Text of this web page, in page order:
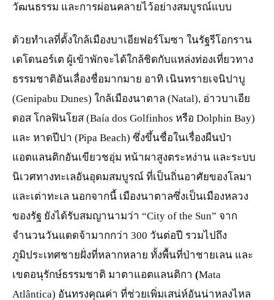
วัฒนธรรม และการผ่อนคลายไว้อย่างสมบูรณ์แบบ
ด้วยทำเลที่ตั้งใกล้เมืองบาเอียฟอร์โมซา ในรัฐรีโอกราน
เดโดนอร์เต ผู้เข้าพักจะได้ใกล้ชิดกับแหล่งท่องเที่ยวทาง
ธรรมชาติอันเลื่องชื่อมากมาย อาทิ เนินทรายเจนิปาบู
(Genipabu Dunes) ใกล้เมืองนาตาล (Natal), อ่าวบาเอีย
ดอส โกลฟินโยส (Baía dos Golfinhos หรือ Dolphin Bay)
และ หาดปีปา (Pipa Beach) ซึ่งขึ้นชื่อในเรื่องผืนป่า
แอตแลนติกอันเขียวชอุ่ม หน้าผาสูงตระหง่าน และระบบ
นิเวศทางทะเลอันอุดมสมบูรณ์ ที่เป็นถิ่นอาศัยของโลมา
และเต่าทะเล นอกจากนี้ เมืองนาตาลซึ่งเป็นเมืองหลวง
ของรัฐ ยังได้รับสมญานามว่า “City of the Sun” จาก
จำนวนวันแดดจ้ามากกว่า 300 วันต่อปี รวมไปถึง
ภูมิประเทศชายฝั่งที่หลากหลาย ทั้งพื้นที่ป่าชายเลน และ
เขตอนุรักษ์ธรรมชาติ มาตาแอตแลนติกา (Mata
Atlântica) อันทรงคุณค่า ที่ช่วยเพิ่มเสน่ห์อันน่าหลงไหล